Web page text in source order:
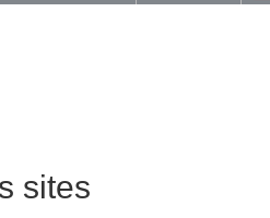
sites